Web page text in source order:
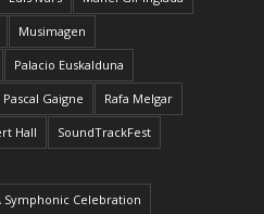
Musimagen
Palacio Euskalduna
Pascal Gaigne Rafa Melgar
Hall SoundTrackFest
Celebration